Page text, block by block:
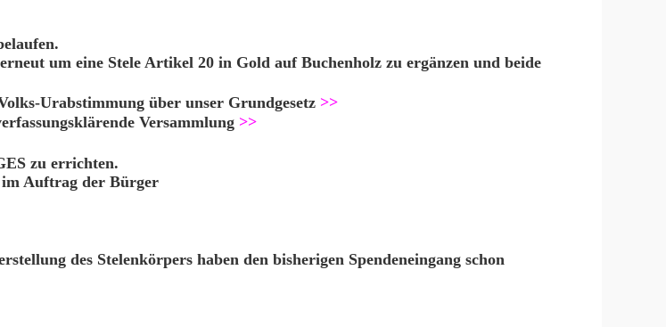
erneut um eine Stele Artikel 20 in Gold auf Buchenholz zu ergänzen und beide
Urabstimmung über unser Grundgesetz >>
Versammlung >>
zu errichten.
im Auftrag der Bürger
des Stelenkörpers haben den bisherigen Spendeneingang schon